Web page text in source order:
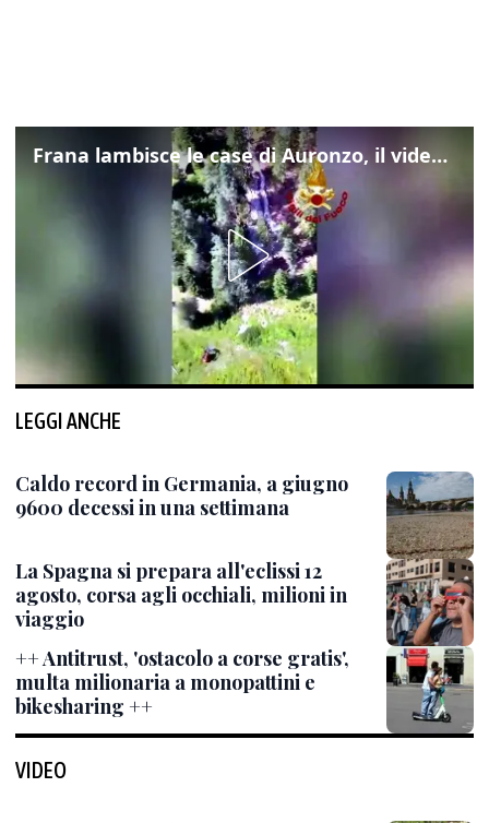
Frana lambisce le case di Auronzo, il video dall'elicottero dei vigili del fuoco
LEGGI ANCHE
Caldo record in Germania, a giugno
9600 decessi in una settimana
La Spagna si prepara all'eclissi 12
agosto, corsa agli occhiali, milioni in
viaggio
++ Antitrust, 'ostacolo a corse gratis',
multa milionaria a monopattini e
bikesharing ++
VIDEO